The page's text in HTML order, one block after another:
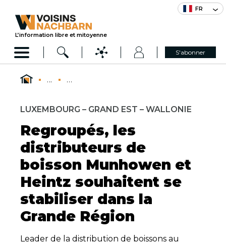
FR
L’information libre et mitoyenne
S'abonner
... ...
LUXEMBOURG – GRAND EST – WALLONIE
Regroupés, les
distributeurs de
boisson Munhowen et
Heintz souhaitent se
stabiliser dans la
Grande Région
Leader de la distribution de boissons au